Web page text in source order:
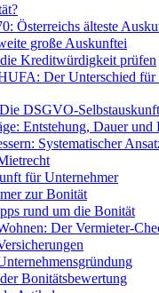
Österreichs älteste
große Auskunftei
Kreditwürdigkeit prüfen
Der Unterschied für
DSGVO-Selbstauskunft
Entstehung, Dauer und
Systematischer
für Unternehmer
zur Bonität
rund um die Bonität
Der Vermieter-
Bonitätsbewertung